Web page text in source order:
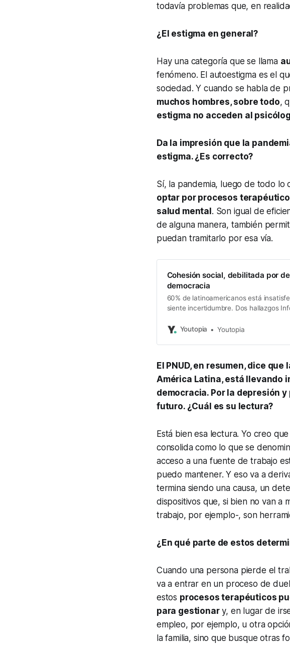
todavía problemas que, en
¿El estigma en general?
Hay una categoría que se llama
fenómeno. El autoestigma es el
sociedad. Y cuando se habla de
muchos hombres, sobre todo,
estigma no acceden al
Da la impresión que la
estigma. ¿Es correcto?
Sí, la pandemia, luego de todo lo
optar por procesos
salud mental . Son igual de
de alguna manera, también
puedan tramitarlo por esa vía.
Cohesión social, debilitada por
democracia
60% de latinoamericanos está
siente incertidumbre. Dos hallazgos
Youtopia
Youtopia
El PNUD, en resumen, dice
América Latina, está llevando
democracia. Por la depresión
futuro. ¿Cuál es su lectura?
Está bien esa lectura. Yo creo
consolida como lo que se
acceso a una fuente de trabajo
puedo mantener. Y eso va a
termina siendo una causa, un
dispositivos que, si bien no van a
trabajo, por ejemplo-, son
¿En qué parte de estos
Cuando una persona pierde el
va a entrar en un proceso de
estos procesos terapéuticos
para gestionary, en lugar de
empleo, por ejemplo, u otra
la familia, sino que busque otras